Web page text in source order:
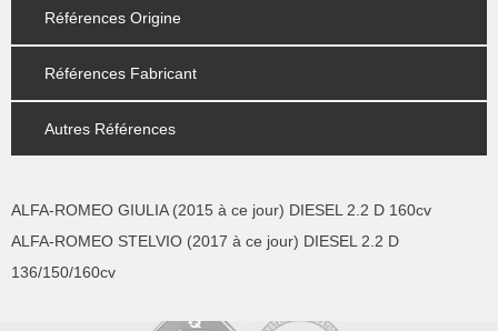
Références Origine
Références Fabricant
Autres Références
ALFA-ROMEO GIULIA (2015 à ce jour) DIESEL 2.2 D 160cv
ALFA-ROMEO STELVIO (2017 à ce jour) DIESEL 2.2 D
136/150/160cv